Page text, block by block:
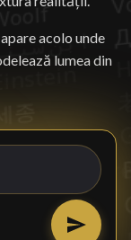
acolo unde
lumea din